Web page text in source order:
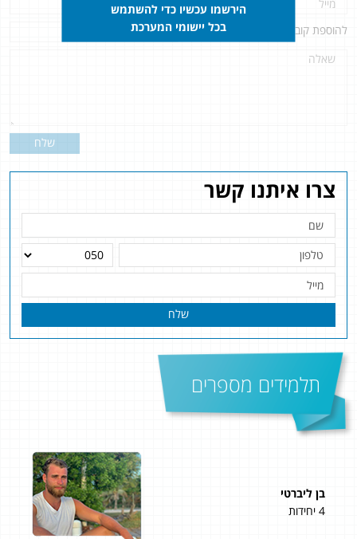
צרו איתנו קשר
שלח
תלמידים מספרים
בן ליברטי
4 יחידות
להוספת קובץ
שלח
הירשמו עכשיו כדי להשתמש
בכל יישומי המערכת